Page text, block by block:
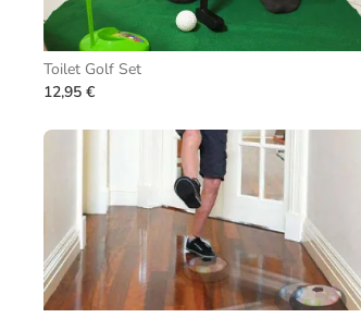
Toilet Golf Set
12,95 €